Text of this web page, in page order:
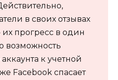
в своих отзывах
их прогресс в один
возможность
к учетной
Facebook спасает